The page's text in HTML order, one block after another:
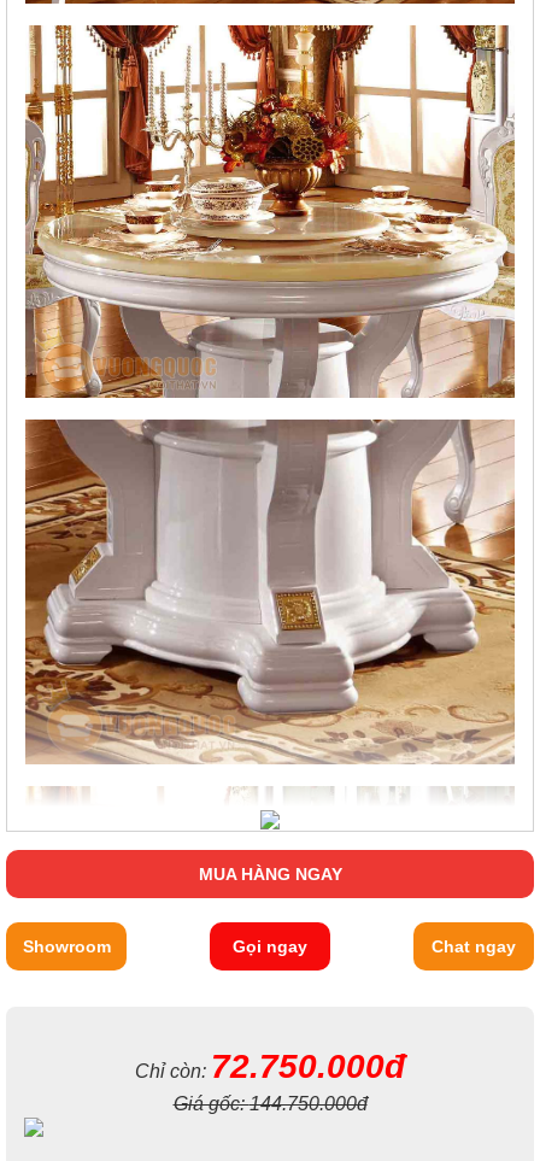
MUA HÀNG NGAY
Showroom Gọi ngay Chat ngay
Chỉ còn: 72.750.000đ
Giá gốc:144.750.000đ